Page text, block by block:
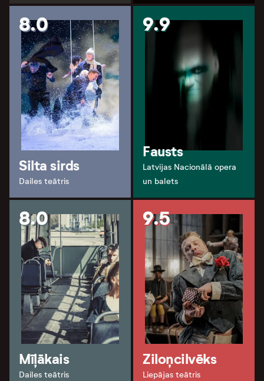
8.0
Silta sirds
Dailes teātris
9.9
Fausts
Latvijas Nacionālā opera
un balets
8.0
Mīļākais
Dailes teātris
9.5
Ziloņcilvēks
Liepājas teātris